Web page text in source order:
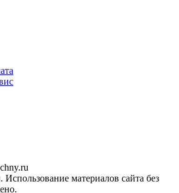
материалов сайта без